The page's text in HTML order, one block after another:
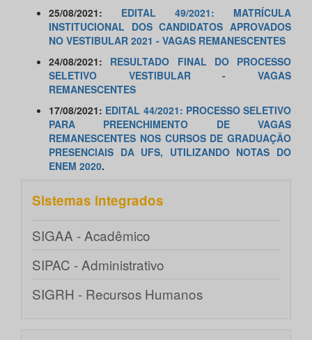
25/08/2021: EDITAL 49/2021: MATRÍCULA
INSTITUCIONAL DOS CANDIDATOS APROVADOS
NO VESTIBULAR 2021 - VAGAS REMANESCENTES
24/08/2021: RESULTADO FINAL DO PROCESSO
SELETIVO VESTIBULAR - VAGAS
REMANESCENTES
17/08/2021: EDITAL 44/2021: PROCESSO SELETIVO
PARA PREENCHIMENTO DE VAGAS
REMANESCENTES NOS CURSOS DE GRADUAÇÃO
PRESENCIAIS DA UFS, UTILIZANDO NOTAS DO
ENEM 2020.
Sistemas integrados
SIGAA - Acadêmico
SIPAC - Administrativo
SIGRH - Recursos Humanos